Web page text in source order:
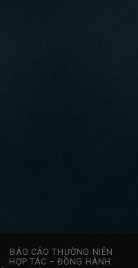
BÁO CÁO THƯỜNG NIÊN
HỢP TÁC – ĐỒNG HÀNH